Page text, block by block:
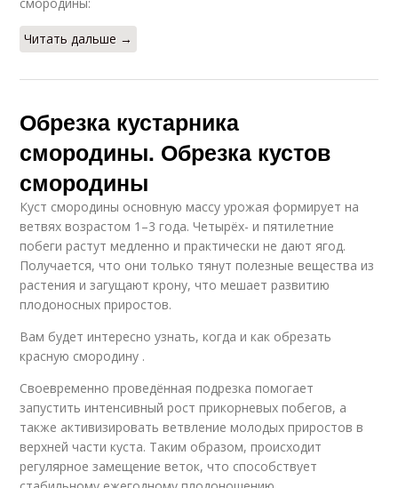
Читать дальше →
Обрезка кустарника
смородины. Обрезка кустов
смородины
Куст смородины основную массу урожая формирует на
ветвях возрастом 1–3 года. Четырёх- и пятилетние
побеги растут медленно и практически не дают ягод.
Получается, что они только тянут полезные вещества из
растения и загущают крону, что мешает развитию
плодоносных приростов.
Вам будет интересно узнать, когда и как обрезать
красную смородину .
Своевременно проведённая подрезка помогает
запустить интенсивный рост прикорневых побегов, а
также активизировать ветвление молодых приростов в
верхней части куста. Таким образом, происходит
регулярное замещение веток, что способствует